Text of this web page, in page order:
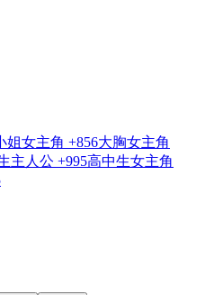
姐女主角 +856大胸女主角
主人公 +995高中生女主角